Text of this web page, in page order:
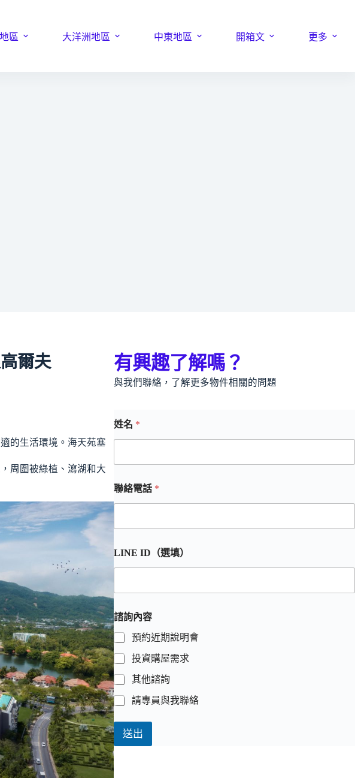
區 大洋洲地區 中東地區 開箱文 更多
爾夫
的生活環境。海天苑塞
周圍被綠植、瀉湖和大
有興趣了解嗎？
與我們聯絡，了解更多物件相關的問題
姓名 *
聯絡電話 *
LINE ID（選填）
諮詢內容
預約近期說明會
投資購屋需求
其他諮詢
請專員與我聯絡
送出